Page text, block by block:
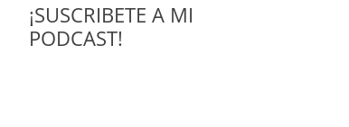
¡SUSCRIBETE A MI
PODCAST!